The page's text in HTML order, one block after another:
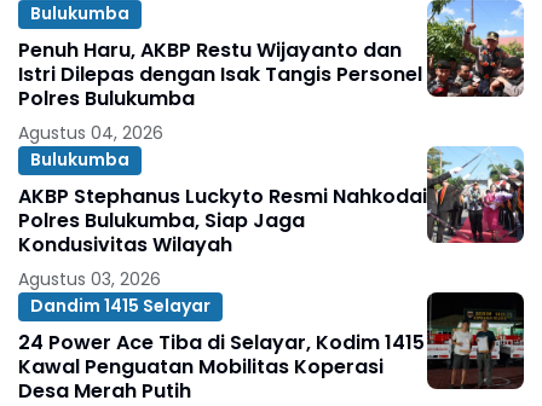
Bulukumba
Penuh Haru, AKBP Restu Wijayanto dan
Istri Dilepas dengan Isak Tangis Personel
Polres Bulukumba
Agustus 04, 2026
Bulukumba
AKBP Stephanus Luckyto Resmi Nahkodai
Polres Bulukumba, Siap Jaga
Kondusivitas Wilayah
Agustus 03, 2026
Dandim 1415 Selayar
24 Power Ace Tiba di Selayar, Kodim 1415
Kawal Penguatan Mobilitas Koperasi
Desa Merah Putih